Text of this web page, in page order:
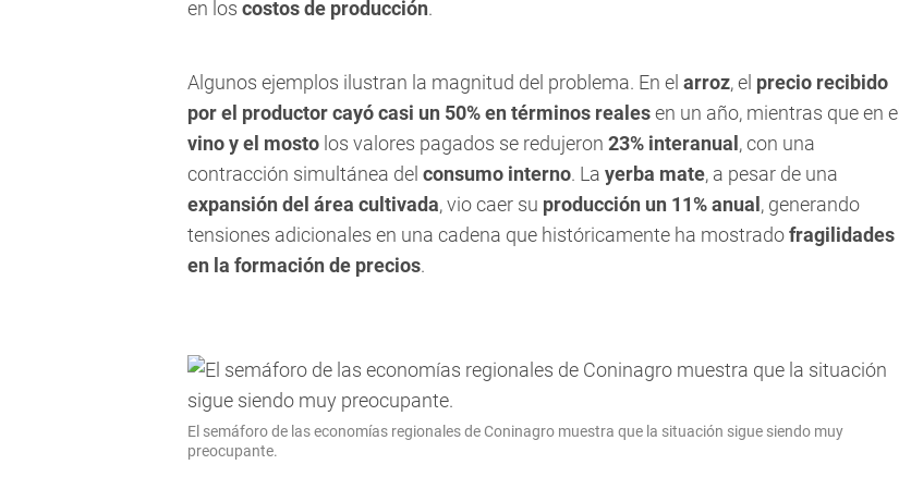
en los costos de producción.
Algunos ejemplos ilustran la magnitud del problema. En el arroz, el precio recibido
por el productor cayó casi un 50% en términos realesen un año, mientras que en el
vino y el mosto los valores pagados se redujeron 23% interanual , con una
contracción simultánea del consumo interno. La yerba mate, a pesar de una
expansión del área cultivada, vio caer su producción un 11% anual , generando
tensiones adicionales en una cadena que históricamente ha mostradofragilidades
en la formación de precios.
El semáforo de las economías regionales de Coninagro muestra que la situación sigue siendo muy
preocupante.